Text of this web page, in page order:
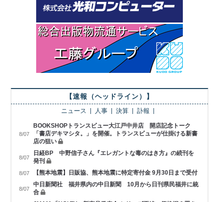
【速報（ヘッドライン）】
ニュース 人事 決算 訃報
8/07
BOOKSHOPトランスビュー大江戸中井店 開店記念トーク
「書店デキマシタ。」を開催。トランスビューが仕掛ける新書
店の狙い
8/07
日経BP 中野信子さん『エレガントな毒のはき方』の続刊を
発刊
8/07 【熊本地震】日販協、熊本地震に特定寄付金 9月30日まで受付
8/07
中日新聞社 福井県内の中日新聞 10月から日刊県民福井に統
合